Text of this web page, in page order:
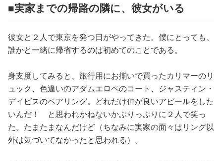
■実家までの帰路の隣に、彼女がいる
彼女と２人で東京を発つ日がやってきた。僕にとっても、
誰かと一緒に帰省するのは初めてのことである。
身支度してみると、旅行用にお揃いで買ったカリマーのリ
ュック、色違いのアダムエロペのコート、ジャスティン・
デイビスのペアリング。どれだけ仲が良いアピールをした
いんだ！ と思われかねないかぶりっぷりに２人で笑っ
た。たまたまなんだけど（ちなみに実家の面々はリング以
外は気づいてなかったと思われる）。